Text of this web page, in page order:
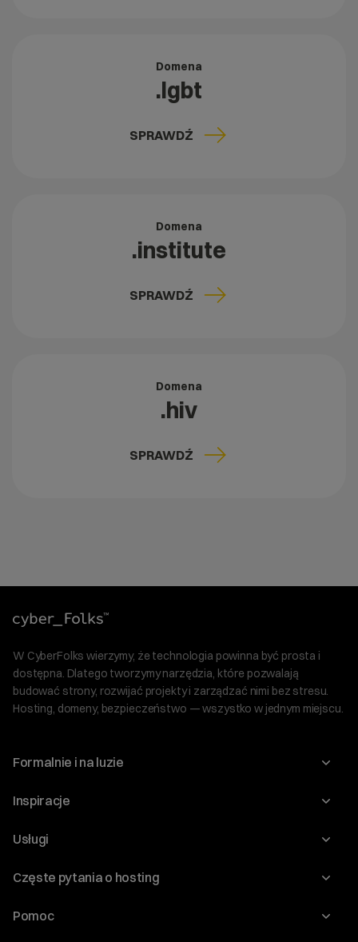
Domena
.lgbt
SPRAWDŹ
Domena
.institute
SPRAWDŹ
Domena
.hiv
SPRAWDŹ
W CyberFolks wierzymy, że technologia powinna być prosta i
dostępna. Dlatego tworzymy narzędzia, które pozwalają
budować strony, rozwijać projekty i zarządzać nimi bez stresu.
Hosting, domeny, bezpieczeństwo — wszystko w jednym miejscu.
Formalnie i na luzie
O nas
Program Korzyści dla Inwestorów
Regulaminy i specyfikacje
Inspiracje
Blog
WordPress
Audyt stron
Usługi
Domeny
Częste pytania o hosting
Jak przenieść stronę?
Pomoc